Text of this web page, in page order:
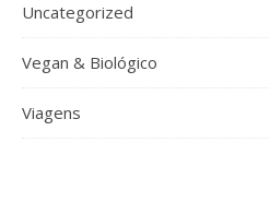
Uncategorized
Vegan & Biológico
Viagens